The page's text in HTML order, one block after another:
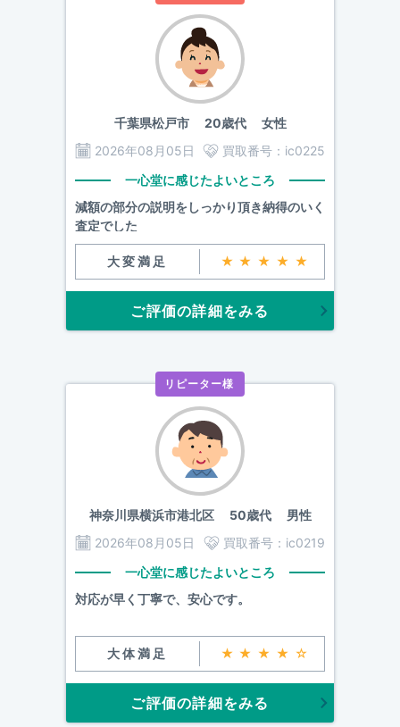
千葉県松戸市20歳代 女性
2026年08月05日
買取番号： ic0225
一心堂に感じたよいところ
減額の部分の説明をしっかり頂き納得のいく
査定でした
大変満足 ★★★★★
ご評価の詳細をみる
リピーター様
神奈川県横浜市港北区50歳代 男性
2026年08月05日
買取番号： ic0219
一心堂に感じたよいところ
対応が早く丁寧で、安心です。
大体満足 ★★★★☆
ご評価の詳細をみる